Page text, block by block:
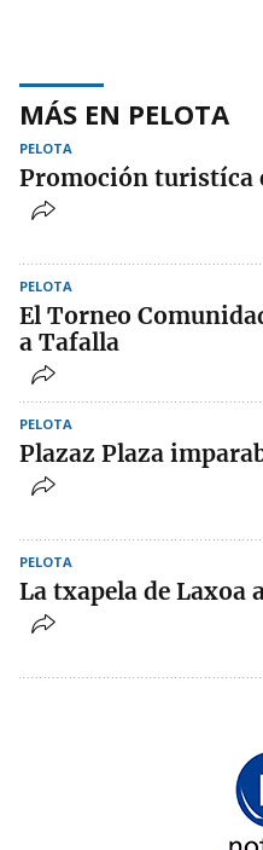
MÁS EN PELOTA
PELOTA
Promoción turistíca
PELOTA
El Torneo
a Tafalla
PELOTA
Plazaz Plaza
PELOTA
La txapela de Laxoa